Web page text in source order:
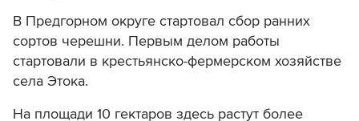
В Предгорном округе стартовал сбор ранних
сортов черешни. Первым делом работы
стартовали в крестьянско-фермерском хозяйстве
села Этока.
На площади 10 гектаров здесь растут более